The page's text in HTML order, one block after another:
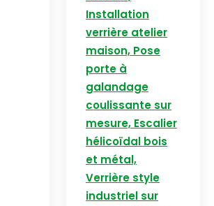
Installation
verrière atelier
maison, Pose
porte à
galandage
coulissante sur
mesure, Escalier
hélicoïdal bois
et métal,
Verrière style
industriel sur